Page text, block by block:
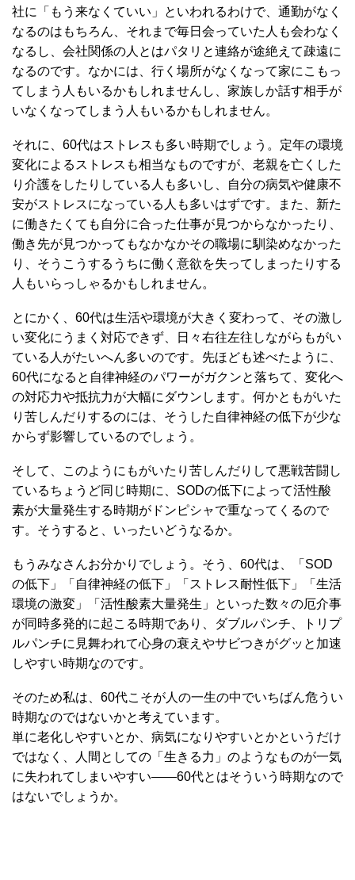
社に「もう来なくていい」といわれるわけで、通勤がなく
なるのはもちろん、それまで毎日会っていた人も会わなく
なるし、会社関係の人とはパタリと連絡が途絶えて疎遠に
なるのです。なかには、行く場所がなくなって家にこもっ
てしまう人もいるかもしれませんし、家族しか話す相手が
いなくなってしまう人もいるかもしれません。
それに、60代はストレスも多い時期でしょう。定年の環境
変化によるストレスも相当なものですが、老親を亡くした
り介護をしたりしている人も多いし、自分の病気や健康不
安がストレスになっている人も多いはずです。また、新た
に働きたくても自分に合った仕事が見つからなかったり、
働き先が見つかってもなかなかその職場に馴染めなかった
り、そうこうするうちに働く意欲を失ってしまったりする
人もいらっしゃるかもしれません。
とにかく、60代は生活や環境が大きく変わって、その激し
い変化にうまく対応できず、日々右往左往しながらもがい
ている人がたいへん多いのです。先ほども述べたように、
60代になると自律神経のパワーがガクンと落ちて、変化へ
の対応力や抵抗力が大幅にダウンします。何かともがいた
り苦しんだりするのには、そうした自律神経の低下が少な
からず影響しているのでしょう。
そして、このようにもがいたり苦しんだりして悪戦苦闘し
ているちょうど同じ時期に、SODの低下によって活性酸
素が大量発生する時期がドンピシャで重なってくるので
す。そうすると、いったいどうなるか。
もうみなさんお分かりでしょう。そう、60代は、「SOD
の低下」「自律神経の低下」「ストレス耐性低下」「生活
環境の激変」「活性酸素大量発生」といった数々の厄介事
が同時多発的に起こる時期であり、ダブルパンチ、トリプ
ルパンチに見舞われて心身の衰えやサビつきがグッと加速
しやすい時期なのです。
そのため私は、60代こそが人の一生の中でいちばん危うい
時期なのではないかと考えています。
単に老化しやすいとか、病気になりやすいとかというだけ
ではなく、人間としての「生きる力」のようなものが一気
に失われてしまいやすい――60代とはそういう時期なので
はないでしょうか。